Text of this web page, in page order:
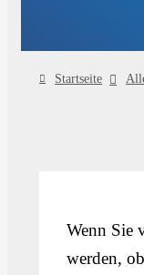
Startseite
Wenn Sie
werden,